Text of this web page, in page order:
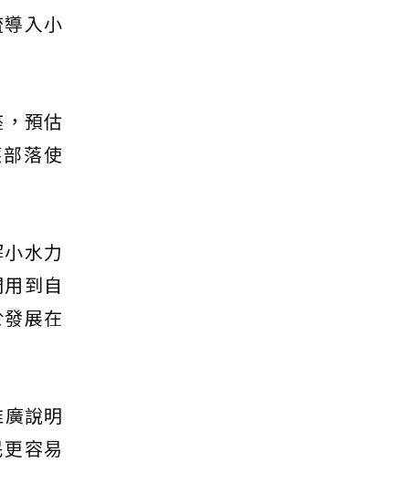
入小
預估
落使
水力
到自
展在
說明
容易